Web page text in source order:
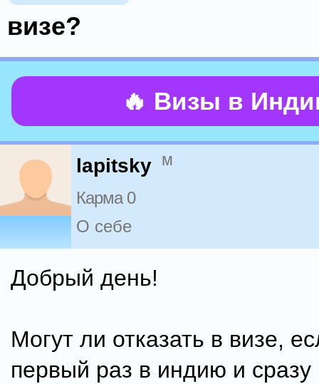
визе?
🔥 Визы в
lapitsky м
Карма 0
О себе
Добрый день!
Могут ли отказать в визе,
первый раз в индию и